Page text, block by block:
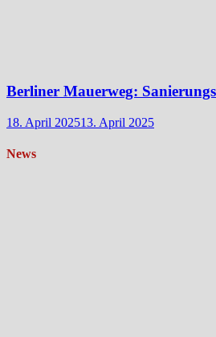
Berliner Mauerweg:
18. April 202513. April 2025
News